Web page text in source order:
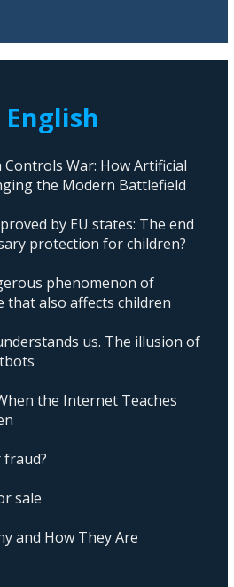
War: How Artificial
the Modern Battlefield
by EU states: The end
protection for children?
phenomenon of
that also affects children
us. The illusion of
the Internet Teaches
sale
and How They Are